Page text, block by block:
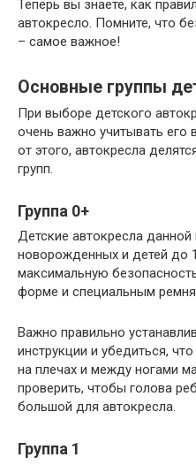
Теперь вы знаете, как
автокресло. Помните, что
– самое важное!
Основные группы
При выборе детского
очень важно учитывать его
от этого, автокресла
групп.
Группа 0+
Детские автокресла
новорожденных и детей до
максимальную
форме и специальным
Важно правильно
инструкции и убедиться,
на плечах и между ногами
проверить, чтобы голова
большой для автокресла.
Группа 1